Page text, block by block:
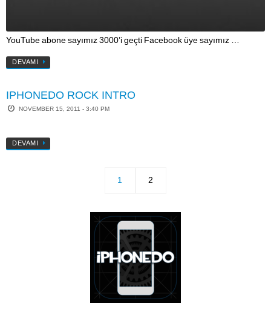
YouTube abone sayımız 3000’i geçti Facebook üye sayımız …
DEVAMI
IPHONEDO ROCK INTRO
NOVEMBER 15, 2011 - 3:40 PM
DEVAMI
1 2